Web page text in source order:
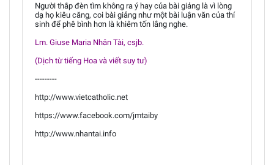
Người thắp đèn tìm không ra ý hay của bài giảng là vì lòng
dạ họ kiêu căng, coi bài giảng như một bài luận văn của thí
sinh để phê bình hơn là khiêm tốn lắng nghe.
Lm. Giuse Maria Nhân Tài, csjb.
(Dịch từ tiếng Hoa và viết suy tư)
---------
http://www.vietcatholic.net
https://www.facebook.com/jmtaiby
http://www.nhantai.info